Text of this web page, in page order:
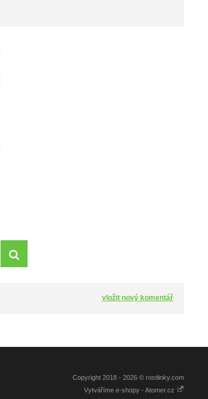
vložit nový komentář
Copyright 2018 - 2026 © rostlinky.com
Vytváříme e-shopy - Atomer.cz